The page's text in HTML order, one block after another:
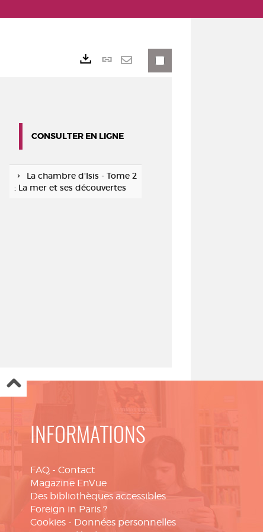
Lien
CONSULTER EN LIGNE
La chambre d'Isis - Tome 2
: La mer et ses découvertes
INFORMATIONS
FAQ - Contact
Magazine EnVue
Des bibliothèques accessibles
Foreign in Paris ?
Cookies - Données personnelles